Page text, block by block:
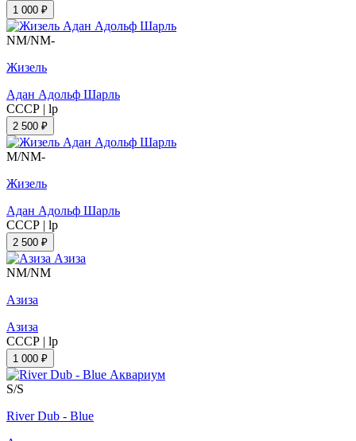
1 000 ₽
NM/NM-
Жизель
Адан Адольф Шарль
СССР | lp
2 500 ₽
M/NM-
Жизель
Адан Адольф Шарль
СССР | lp
2 500 ₽
NM/NM
Азиза
Азиза
СССР | lp
1 000 ₽
S/S
River Dub - Blue